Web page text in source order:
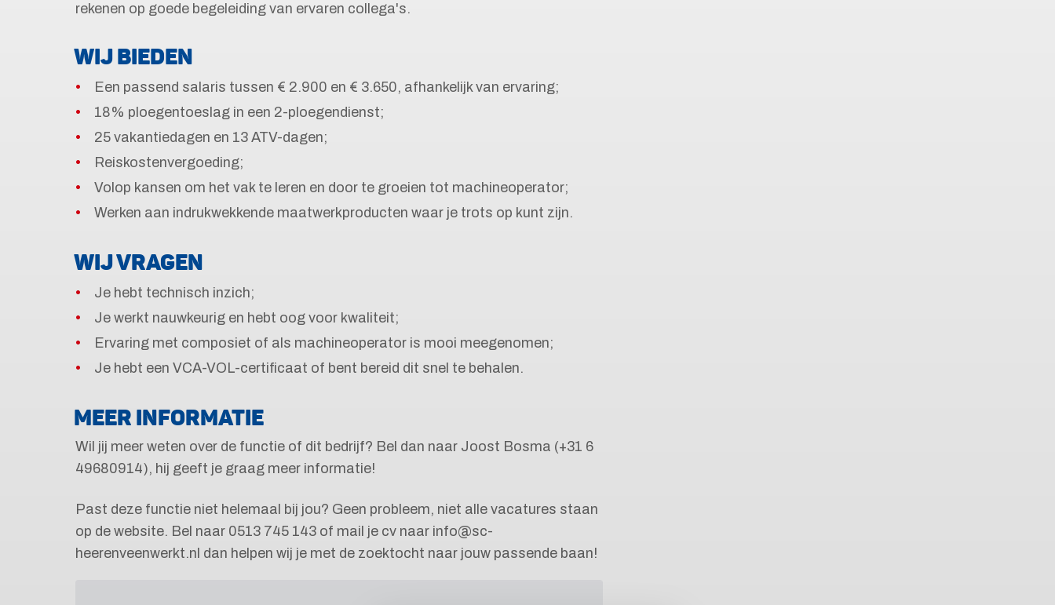
rekenen op goede begeleiding van ervaren collega's.
WIJ BIEDEN
Een passend salaris tussen € 2.900 en € 3.650, afhankelijk van ervaring;
18% ploegentoeslag in een 2-ploegendienst;
25 vakantiedagen en 13 ATV-dagen;
Reiskostenvergoeding;
Volop kansen om het vak te leren en door te groeien tot machineoperator;
Werken aan indrukwekkende maatwerkproducten waar je trots op kunt zijn.
WIJ VRAGEN
Je hebt technisch inzich;
Je werkt nauwkeurig en hebt oog voor kwaliteit;
Ervaring met composiet of als machineoperator is mooi meegenomen;
Je hebt een VCA-VOL-certificaat of bent bereid dit snel te behalen.
MEER INFORMATIE
Wil jij meer weten over de functie of dit bedrijf? Bel dan naar Joost Bosma (+31 6
49680914), hij geeft je graag meer informatie!
Past deze functie niet helemaal bij jou? Geen probleem, niet alle vacatures staan
op de website. Bel naar 0513 745 143 of mail je cv naar info@sc-
heerenveenwerkt.nl dan helpen wij je met de zoektocht naar jouw passende baan!